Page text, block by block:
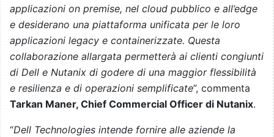
applicazioni on premise, nel cloud pubblico e all’edge
e desiderano una piattaforma unificata per le loro
applicazioni legacy e containerizzate. Questa
collaborazione allargata permetterà ai clienti congiunti
di Dell e Nutanix di godere di una maggior flessibilità
e resilienza e di operazioni semplificate”, commenta
Tarkan Maner, Chief Commercial Officer di Nutanix.
“Dell Technologies intende fornire alle aziende la